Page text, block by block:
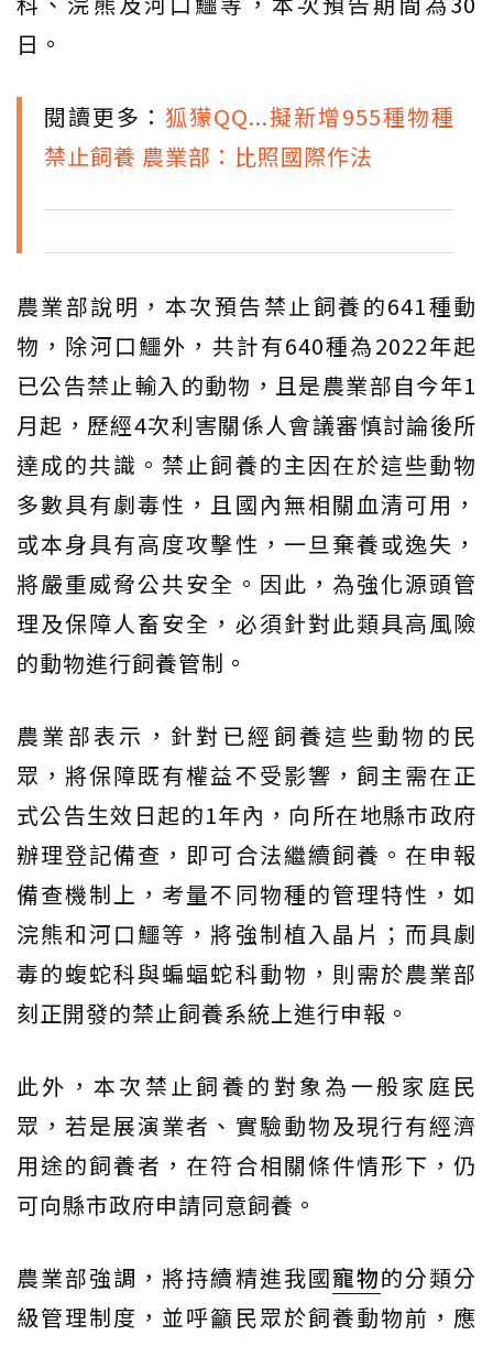
日。
閱讀更多： 狐獴QQ...擬新增955種物種
禁止飼養 農業部：比照國際作法
農業部說明，本次預告禁止飼養的641種動
物，除河口鱷外，共計有640種為2022年起
已公告禁止輸入的動物，且是農業部自今年1
月起，歷經4次利害關係人會議審慎討論後所
達成的共識。禁止飼養的主因在於這些動物
多數具有劇毒性，且國內無相關血清可用，
或本身具有高度攻擊性，一旦棄養或逸失，
將嚴重威脅公共安全。因此，為強化源頭管
理及保障人畜安全，必須針對此類具高風險
的動物進行飼養管制。
農業部表示，針對已經飼養這些動物的民
眾，將保障既有權益不受影響，飼主需在正
式公告生效日起的1年內，向所在地縣市政府
辦理登記備查，即可合法繼續飼養。在申報
備查機制上，考量不同物種的管理特性，如
浣熊和河口鱷等，將強制植入晶片；而具劇
毒的蝮蛇科與蝙蝠蛇科動物，則需於農業部
刻正開發的禁止飼養系統上進行申報。
此外，本次禁止飼養的對象為一般家庭民
眾，若是展演業者、實驗動物及現行有經濟
用途的飼養者，在符合相關條件情形下，仍
可向縣市政府申請同意飼養。
農業部強調，將持續精進我國寵物的分類分
級管理制度，並呼籲民眾於飼養動物前，應